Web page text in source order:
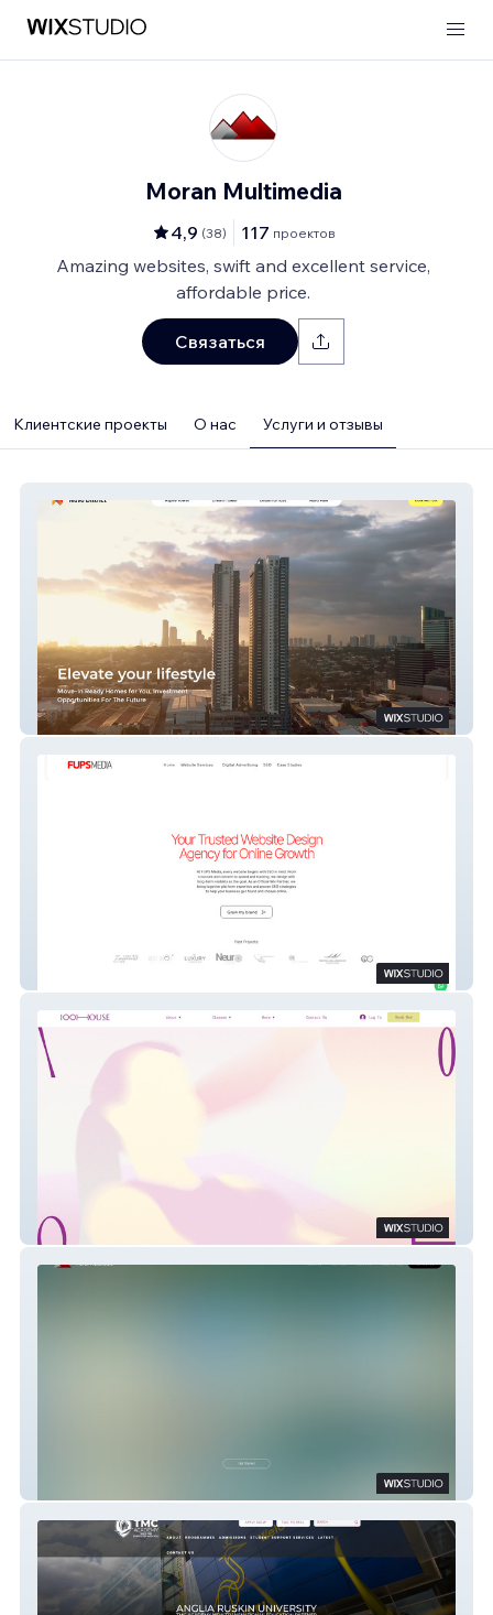
Moran Multimedia
4,9 (38) 117 проектов
Amazing websites, swift and excellent service,
affordable price.
Связаться
Клиентские проекты О нас Услуги и отзывы
Nuvo District
100 House